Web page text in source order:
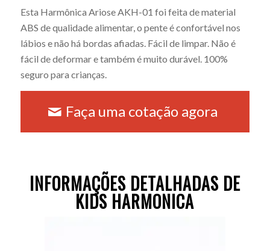
Esta Harmônica Ariose AKH-01 foi feita de material
ABS de qualidade alimentar, o pente é confortável nos
lábios e não há bordas afiadas. Fácil de limpar. Não é
fácil de deformar e também é muito durável. 100%
seguro para crianças.
Faça uma cotação agora
INFORMAÇÕES DETALHADAS DE
KIDS HARMONICA